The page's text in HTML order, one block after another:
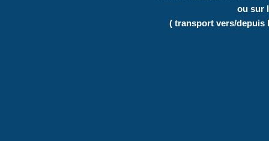
ou sur
( transport vers/depuis